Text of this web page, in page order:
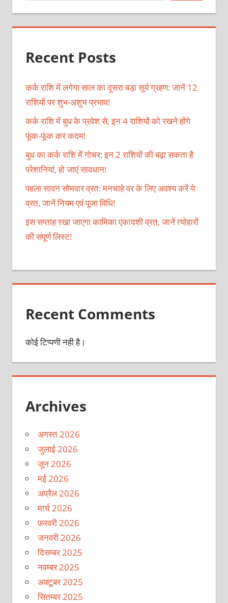
Recent Posts
कर्क राशि में लगेगा साल का दूसरा बड़ा सूर्य ग्रहण: जानें 12
राशियों पर शुभ-अशुभ प्रभाव!
कर्क राशि में बुध के प्रवेश से, इन 4 राशियों को रखने होंगे
फूंक-फूंक कर कदम!
बुध का कर्क राशि में गोचर: इन 2 राशियों की बढ़ा सकता है
परेशानियां, हो जाएं सावधान!
पहला सावन सोमवार व्रत: मनचाहे वर के लिए अवश्य करें ये
व्रत, जानें नियम एवं पूजा विधि!
इस सप्ताह रखा जाएगा कामिका एकादशी व्रत, जानें त्योहारों
की संपूर्ण लिस्ट!
Recent Comments
कोई टिप्पणी नही है।
Archives
अगस्त 2026
जुलाई 2026
जून 2026
मई 2026
अप्रैल 2026
मार्च 2026
फ़रवरी 2026
जनवरी 2026
दिसम्बर 2025
नवम्बर 2025
अक्टूबर 2025
सितम्बर 2025